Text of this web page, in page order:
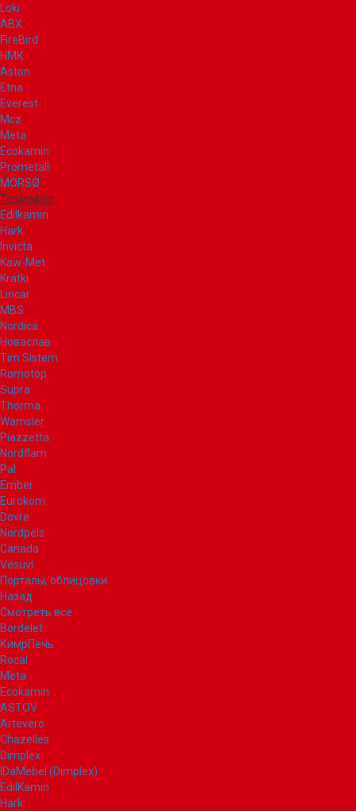
Loki
ABX
FireBird
НМК
Aston
Etna
Everest
Mcz
Meta
Ecokamin
Prometall
MORSØ
Термофор
Edilkamin
Hark
Invicta
Kaw-Met
Kratki
Lincar
MBS
Nordica
Новаслав
Tim Sistem
Romotop
Supra
Thorma
Wamsler
Piazzetta
Nordflam
Pal
Ember
Eurokom
Dovre
Nordpeis
Canada
Vesuvi
Порталы, облицовки
Назад
Смотреть все
Bordelet
КимрПечь
Rocal
Meta
Ecokamin
ASTOV
Artevero
Chazelles
Dimplex
IDaMebel (Dimplex)
EdilKamin
Hark